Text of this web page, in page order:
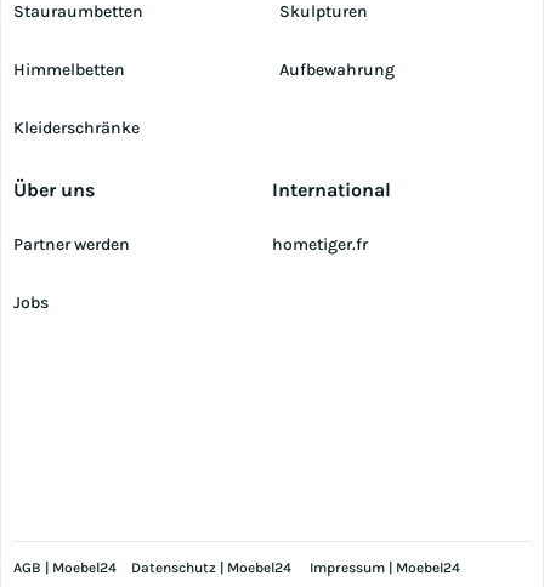
Stauraumbetten
Himmelbetten
Kleiderschränke
Skulpturen
Aufbewahrung
Über uns
Partner werden
Jobs
International
hometiger.fr
AGB | Moebel24 Datenschutz | Moebel24 Impressum | Moebel24